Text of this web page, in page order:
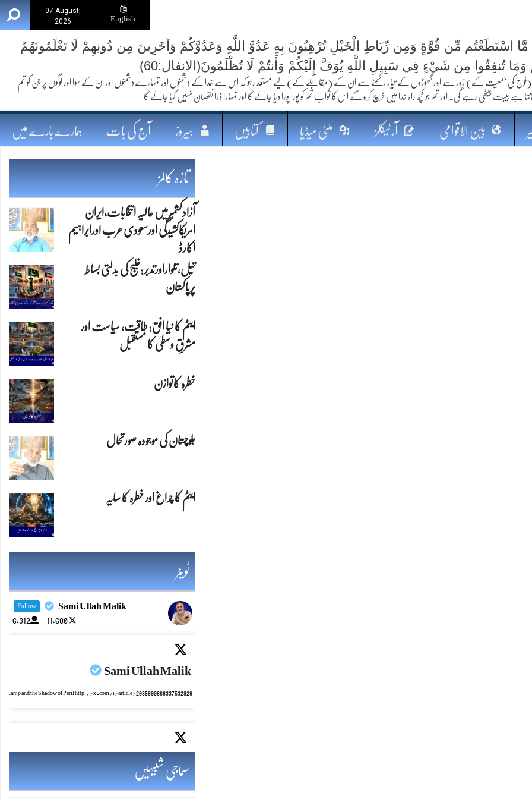
07 August,
2026
English
مستقبل
مَّا اسْتَطَعْتُم مِّن قُوَّةٍ وَمِن رِّبَاطِ الْخَيْلِ تُرْهِبُونَ بِهِ عَدُوَّ اللَّهِ وَعَدُوَّكُمْ وَآخَرِينَ مِن دُونِهِمْ لَا تَعْلَمُونَهُمُ
وَمَا تُنفِقُوا مِن شَيْءٍ فِي سَبِيلِ اللَّهِ يُوَفَّ إِلَيْكُمْ وَأَنتُمْ لَا تُظْلَمُونَ(الانفال:60)
کی جمعیت کے) زور سے اور گھوڑوں کے تیار رکھنے سے ان کے (مقابلے کے) لیے مستعد رہو کہ اس سے خدا کے دشمنوں اور تمہارے دشمنوں اور ان کے سوا اور لوگوں پر جن کو تم
ہے ہیبت بیٹھی رہے گی۔ اور تم جو کچھ راہ خدا میں خرچ کرو گے اس کا ثواب تم کو پورا پورا دیا جائے گا اور تمہارا ذرا نقصان نہیں کیا جائے گا
بین الاقوامی آرٹیکلز ملٹی میڈیا کتابیں ہیروز آج کی بات ہمارے بارے میں
تازہ کالمز
ایٹم کا چراغ اور خطرہ کا سایہ
آزادکشمیرمیں حالیہ انتخابات،ایران
امریکاکشیدگی اورسعودی عرب اورابراہیم
اکارڈ
تیل،تلواراورتدبر:خلیج کی بدلتی بساط
پرپاکستان
ایٹم کا نیا افق: طاقت، سیاست اور
مشرقِ وسطیٰ کا مستقبل
خطرہ کاتوازن
بلوچستان کی موجودہ صورتحال
ٹویٹر
Sami Ullah Malik
Follow
11,680
6,312
Sami Ullah Malik
·
Lamp and the Shadow of Peril http://x.com/i/article/2085690668337532928
Sami Ullah Malik
ایٹم کا چراغ اور خطرہ کا سایہ http://x.com/i/article/2085690028282511360
سماجی شبیہیں